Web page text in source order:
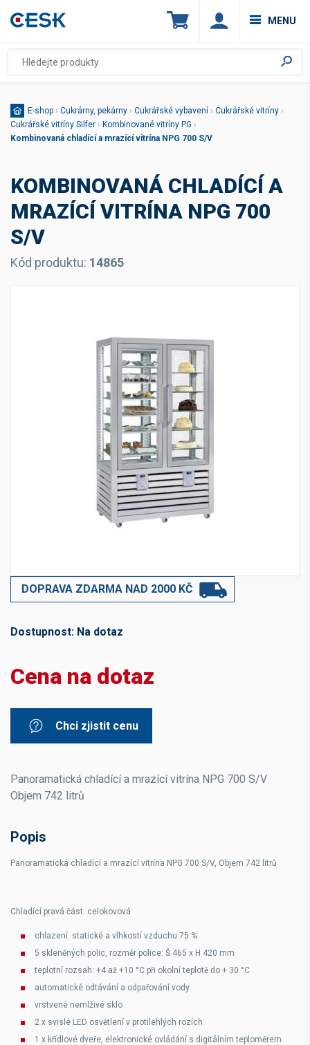
MENU
E-shop › Cukrárny, pekárny › Cukrářské vybavení › Cukrářské vitríny ›
Cukrářské vitríny Silfer › Kombinované vitríny PG ›
Kombinovaná chladící a mrazící vitrína NPG 700 S/V
KOMBINOVANÁ CHLADÍCÍ A
MRAZÍCÍ VITRÍNA NPG 700
S/V
Kód produktu: 14865
DOPRAVA ZDARMA NAD 2000 KČ
Dostupnost: Na dotaz
Cena na dotaz
Chci zjistit cenu
Panoramatická chladící a mrazící vitrína NPG 700 S/V
Objem 742 litrů
Popis
Panoramatická chladící a mrazící vitrína NPG 700 S/V, Objem 742 litrů
Chladící pravá část: celokovová
chlazení: statické a vlhkostí vzduchu 75 %
5 skleněných polic, rozměr police: Š 465 x H 420 mm
teplotní rozsah: +4 až +10 °C při okolní teplotě do + 30 °C
automatické odtávání a odpařování vody
vrstvené nemlživé sklo
2 x svislé LED osvětlení v protilehlých rozích
1 x křídlové dveře, elektronické ovládání s digitálním teploměrem